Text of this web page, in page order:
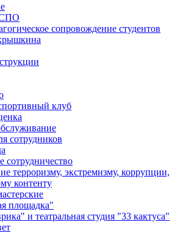
сопровождение студентов
клуб
сотрудников
терроризму, экстремизму, коррупции,
контенту
площадка"
и театральная студия "33 кактуса"